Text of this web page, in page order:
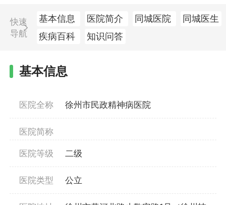
快速
导航
基本信息 医院简介 同城医院
同城医生
疾病百科
知识问答
基本信息
医院全称 徐州市民政精神病医院
医院简称
医院等级 二级
医院类型 公立